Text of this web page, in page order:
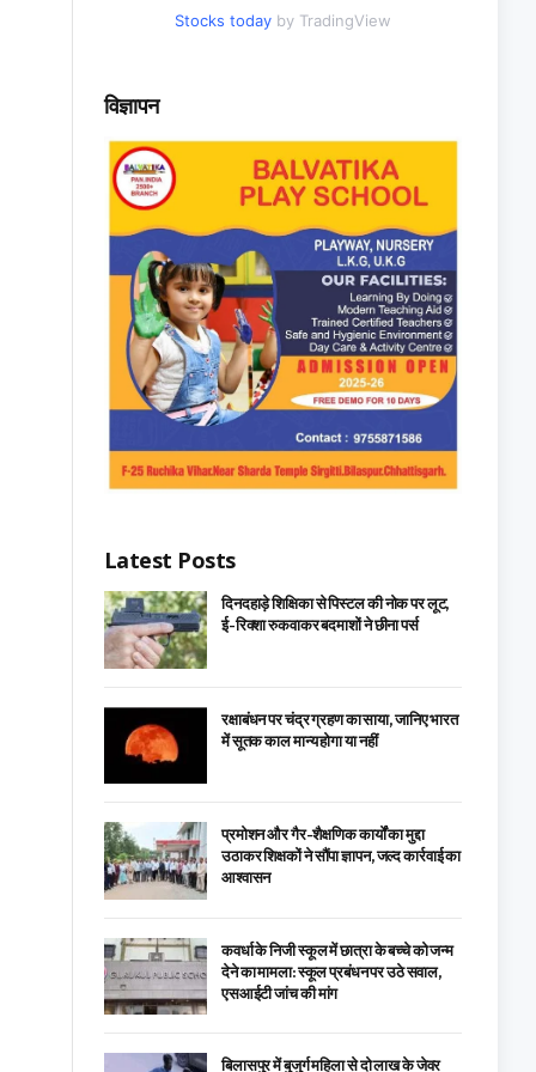
Stocks today by TradingView
विज्ञापन
Latest Posts
दिनदहाड़े शिक्षिका से पिस्टल की नोक पर लूट,
ई-रिक्शा रुकवाकर बदमाशों ने छीना पर्स
रक्षाबंधन पर चंद्र ग्रहण का साया, जानिए भारत
में सूतक काल मान्य होगा या नहीं
प्रमोशन और गैर-शैक्षणिक कार्यों का मुद्दा
उठाकर शिक्षकों ने सौंपा ज्ञापन, जल्द कार्रवाई का
आश्वासन
कवर्धा के निजी स्कूल में छात्रा के बच्चे को जन्म
देने का मामला: स्कूल प्रबंधन पर उठे सवाल,
एसआईटी जांच की मांग
बिलासपुर में बुजुर्ग महिला से दो लाख के जेवर